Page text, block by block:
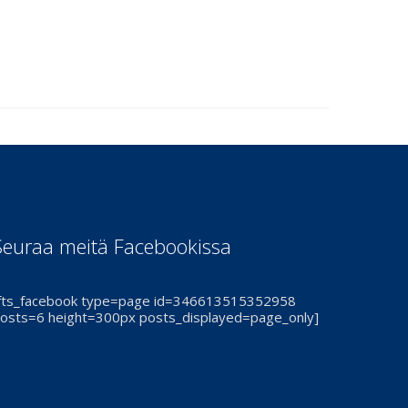
meitä Facebookissa
type=page id=346613515352958
height=300px posts_displayed=page_only]